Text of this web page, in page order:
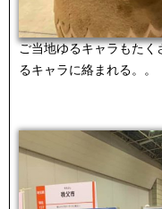
ご当地ゆるキャラもた
るキャラに絡まれる。。